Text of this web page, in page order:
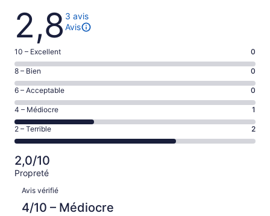
Avis
2,8 3 avis
Avis
Note
de 10
–
Excellent,
d’après
0 avis
sur 3.
10 – Excellent 0
Note
de 8
–
Bien,
d’après
0 avis
sur 3.
8 – Bien 0
Note
de 6
–
Acceptable,
d’après
sur 3.
6 – Acceptable 0
Note
de 4
–
Médiocre,
d’après
1 avis
4 – Médiocre 1
Note
de 2
–
Terrible,
d’après
2 avis
sur 3.
2 – Terrible 2
2,0/10
Propreté
Avis
Avis vérifié
4/10 – Médiocre